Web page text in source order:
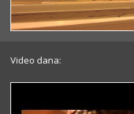
Video dana: